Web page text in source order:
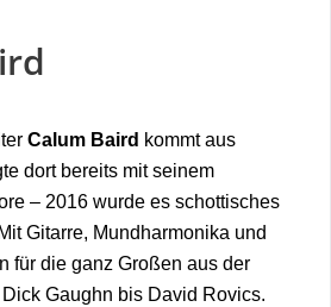
Calum Baird kommt aus
dort bereits mit seinem
– 2016 wurde es schottisches
Gitarre, Mundharmonika und
für die ganz Großen aus der
Gaughn bis David Rovics.